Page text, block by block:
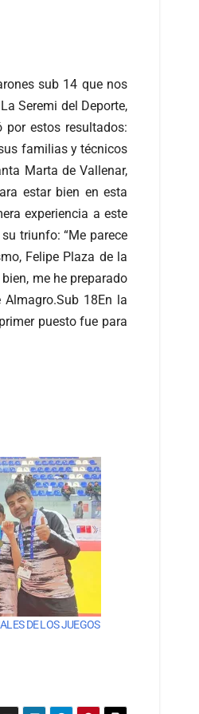
sub 14 que nos
Seremi del Deporte,
estos resultados:
familias y técnicos
Marta de Vallenar,
estar bien en esta
experiencia a este
triunfo: “Me parece
Felipe Plaza de la
me he preparado
18En la
puesto fue para
DE LOS JUEGOS